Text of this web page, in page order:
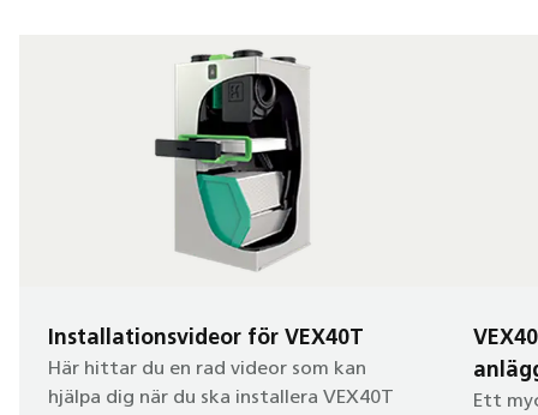
Installationsvideor för VEX40T
Här hittar du en rad videor som kan
hjälpa dig när du ska installera VEX40T
Ett